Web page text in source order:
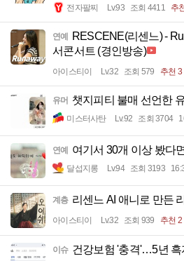
전자팔찌 Lv.93 조회 4411 추
연예
RESCENE(리센느) -
서콘서트 (경인방송)
아이스티이 Lv.32 조회 579 추천 3
유머 챗지피티 불매 선언한
미스터사탄 Lv.92 조회 3704
연예 여기서 30개 이상 봤다
달섭지롱 Lv.94 조회 3193
계층 리센느 AI 애니로 만든
아이스티이 Lv.32 조회 939 추천 2
이슈 건강보험 '충격'…5년 흑